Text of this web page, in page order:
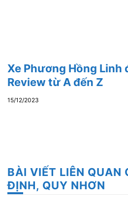
Xe Phương Hồng Linh
Review từ A đến Z
15/12/2023
BÀI VIẾT LIÊN QUAN
ĐỊNH, QUY NHƠN